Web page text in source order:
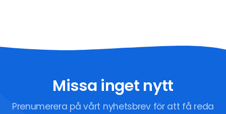
Missa inget nytt
Prenumerera på vårt nyhetsbrev för att få reda